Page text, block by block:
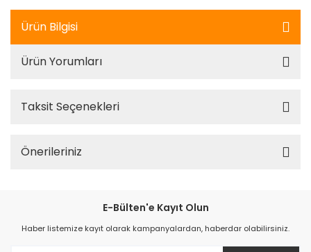
Ürün Bilgisi
Ürün Yorumları
Taksit Seçenekleri
Önerileriniz
E-Bülten'e Kayıt Olun
Haber listemize kayıt olarak kampanyalardan, haberdar olabilirsiniz.